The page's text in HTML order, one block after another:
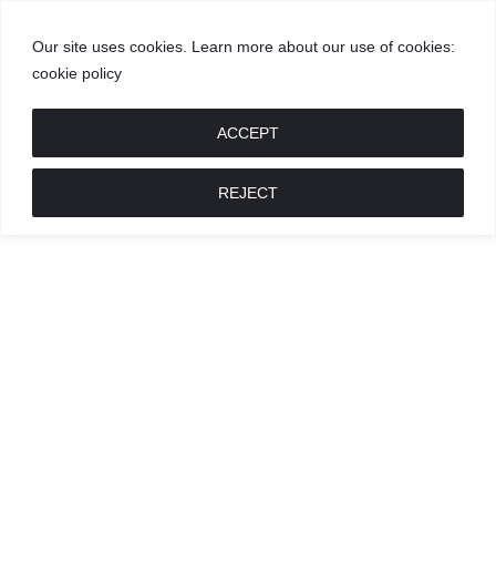
Our site uses cookies. Learn more about our use of cookies:
cookie policy
REJECT
ACCEPT
GROŽIS
MADA